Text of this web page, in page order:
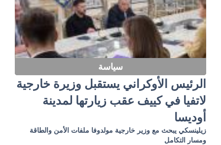
سياسة
الرئيس الأوكراني يستقبل وزيرة خارجية
لاتفيا في كييف عقب زيارتها لمدينة
أوديسا
زيلينسكي يبحث مع وزير خارجية مولدوفا ملفات الأمن والطاقة
ومسار التكامل